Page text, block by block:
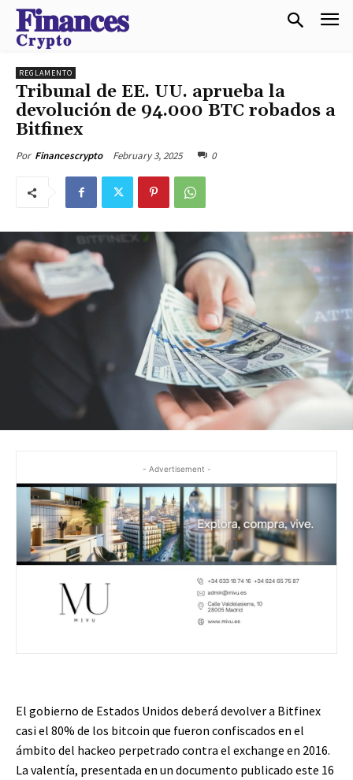
𝐅𝐢𝐧𝐚𝐧𝐜𝐞𝐬
𝐂𝐫𝐲𝐩𝐭𝐨
REGLAMENTO
Tribunal de EE. UU. aprueba la
devolución de 94.000 BTC robados a
Bitfinex
Por Financescrypto February 3, 2025 0
- Advertisement -
El gobierno de Estados Unidos deberá devolver a Bitfinex
casi el 80% de los bitcoin que fueron confiscados en el
ámbito del hackeo perpetrado contra el exchange en 2016.
La valentía, presentada en un documento publicado este 16